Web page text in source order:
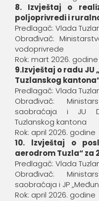
8. Izvještaj o
poljoprivredi i
Predlagač: Vlada
Obrađivač:
vodoprivrede
Rok: mart 2026. godine
9.Izvještaj o radu
Tuzlanskog
Predlagač: Vlada
Obrađivač:
saobraćaja i JU
Tuzlanskog kantona
Rok: april 2026. godine
10. lzvještaj o
aerodrom Tuzla“ za
Predlagač: Vlada
Obrađivač:
saobraćaja i JP
Rok: april 2026. godine